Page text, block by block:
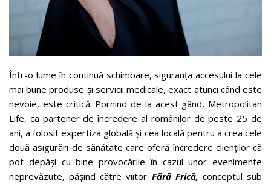
Într-o lume în continuă schimbare, siguranța accesului la cele
mai bune produse și servicii medicale, exact atunci când este
nevoie, este critică. Pornind de la acest gând, Metropolitan
Life, ca partener de încredere al românilor de peste 25 de
ani, a folosit expertiza globală și cea locală pentru a crea cele
două asigurări de sănătate care oferă încredere clienților că
pot depăși cu bine provocările în cazul unor evenimente
neprevăzute, pășind către viitor Fără Frică, conceptul sub